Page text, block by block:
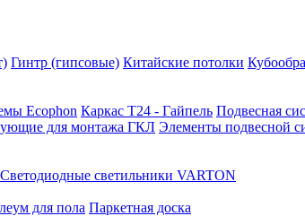
Гинтр (гипсовые) Китайские потолки
Ecophon Каркас Т24 - Гайпель Подвесная
для монтажа ГКЛ Элементы подвесной
Светодиодные светильники VARTON
для пола Паркетная доска